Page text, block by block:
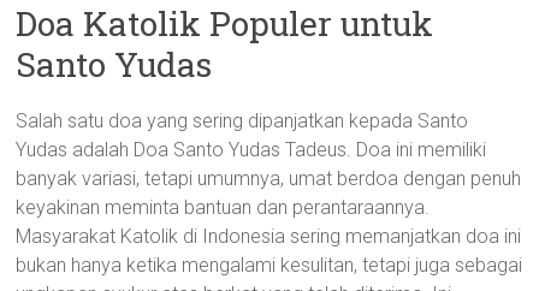
Doa Katolik Populer untuk
Santo Yudas
Salah satu doa yang sering dipanjatkan kepada Santo
Yudas adalah Doa Santo Yudas Tadeus. Doa ini memiliki
banyak variasi, tetapi umumnya, umat berdoa dengan penuh
keyakinan meminta bantuan dan perantaraannya.
Masyarakat Katolik di Indonesia sering memanjatkan doa ini
bukan hanya ketika mengalami kesulitan, tetapi juga sebagai